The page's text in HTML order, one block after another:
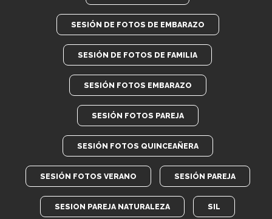
SESIÓN DE FOTOS DE EMBARAZO
SESIÓN DE FOTOS DE FAMILIA
SESIÓN FOTOS EMBARAZO
SESIÓN FOTOS PAREJA
SESIÓN FOTOS QUINCEAÑERA
SESIÓN FOTOS VERANO SESIÓN PAREJA
SESION PAREJA NATURALEZA SIL